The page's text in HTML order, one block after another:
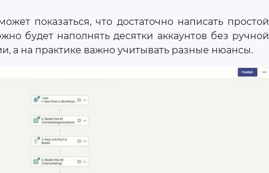
показаться, что достаточно написать простой
будет наполнять десятки аккаунтов без ручной
а на практике важно учитывать разные нюансы.